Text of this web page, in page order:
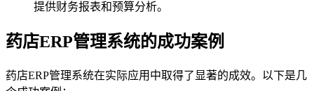
提供财务报表和预算分析。
药店ERP管理系统的成功案例
药店ERP管理系统在实际应用中取得了显著的成效。以下是几